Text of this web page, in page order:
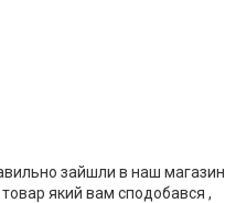
зайшли в наш магазин.
товар який вам сподобався ,